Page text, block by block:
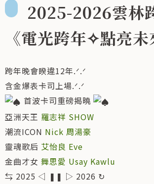
2025-2026雲林
《電光跨年✧點亮未
跨年晚會睽違12年.ᐟ.ᐟ
含金爆表卡司上場.ᐟ.ᐟ
首波卡司重磅揭曉
亞洲天王 羅志祥 SHOW
潮流ICON Nick 周湯豪
靈魂歌后 艾怡良 Eve
金曲才女 舞思愛 Usay Kawlu
⇆ 2025 ◁ ❚❚ ▷ 2026 ↻